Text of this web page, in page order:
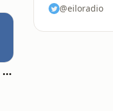
Eilo Radio - Earth & Beat Schedule
@eiloradio